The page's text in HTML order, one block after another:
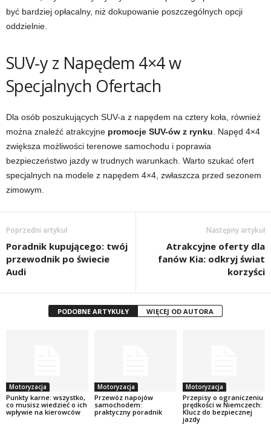
być bardziej opłacalny, niż dokupowanie poszczególnych opcji
oddzielnie.
SUV-y z Napędem 4×4 w
Specjalnych Ofertach
Dla osób poszukujących SUV-a z napędem na cztery koła, również
można znaleźć atrakcyjne promocje SUV-ów z rynku . Napęd 4×4
zwiększa możliwości terenowe samochodu i poprawia
bezpieczeństwo jazdy w trudnych warunkach. Warto szukać ofert
specjalnych na modele z napędem 4×4, zwłaszcza przed sezonem
zimowym.
Poprzedni artykuł
Poradnik kupującego: twój
przewodnik po świecie
Audi
Następny artykuł
Atrakcyjne oferty dla
fanów Kia: odkryj świat
korzyści
PODOBNE ARTYKUŁY WIĘCEJ OD AUTORA
Motoryzacja
Punkty karne: wszystko,
co musisz wiedzieć o ich
wpływie na kierowców
Motoryzacja
Przewóz napojów
samochodem:
praktyczny poradnik
Motoryzacja
Przepisy o ograniczeniu
prędkości w Niemczech:
Klucz do bezpiecznej
jazdy